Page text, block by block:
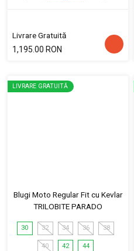
Livrare Gratuită
1,195.00 RON
LIVRARE GRATUITĂ
Blugi Moto Regular Fit cu Kevlar
TRILOBITE PARADO
30 32 34 36 38
40 42 44